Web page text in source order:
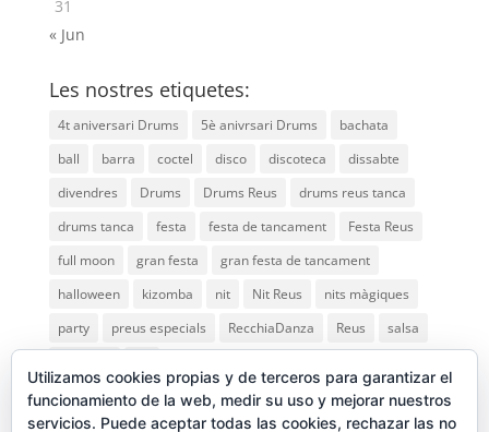
31
« Jun
Les nostres etiquetes:
4t aniversari Drums 5è anivrsari Drums
bachata
ball
barra coctel disco discoteca
dissabte
divendres
Drums Drums Reus
drums reus tanca
drums tanca
festa festa de tancament
Festa Reus
full moon
gran festa
gran festa de tancament
halloween
kizomba nit Nit Reus
nits màgiques
party
preus especials RecchiaDanza Reus
salsa
Utilizamos cookies propias y de terceros para garantizar el
funcionamiento de la web, medir su uso y mejorar nuestros
servicios. Puede aceptar todas las cookies, rechazar las no